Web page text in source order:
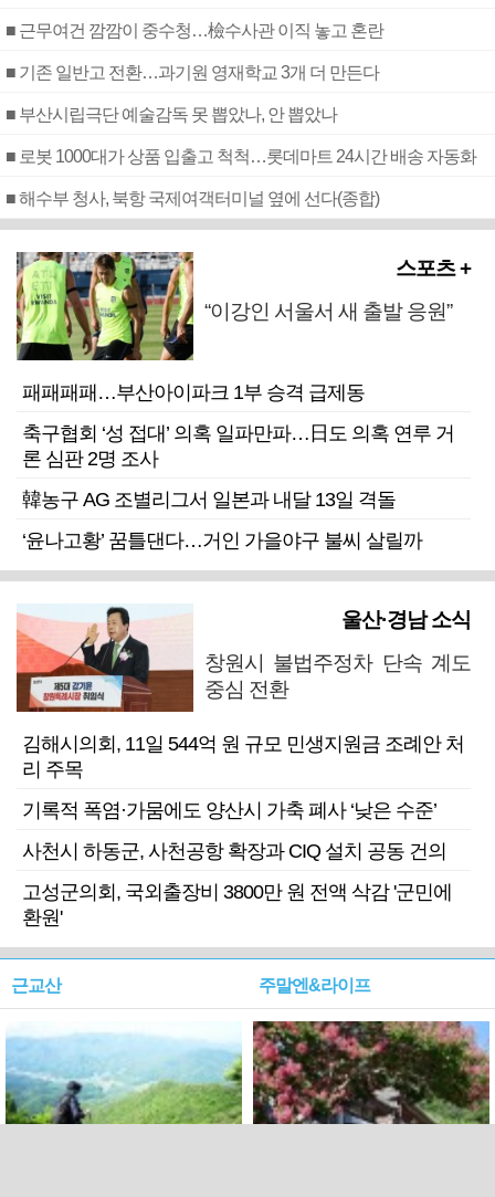
■ 근무여건 깜깜이 중수청…檢수사관 이직 놓고 혼란
■ 기존 일반고 전환…과기원 영재학교 3개 더 만든다
■ 부산시립극단 예술감독 못 뽑았나, 안 뽑았나
■ 로봇 1000대가 상품 입출고 척척…롯데마트 24시간 배송 자동화
■ 해수부 청사, 북항 국제여객터미널 옆에 선다(종합)
스포츠 +
“이강인 서울서 새 출발 응원”
패패패패…부산아이파크 1부 승격 급제동
축구협회 ‘성 접대’ 의혹 일파만파…日도 의혹 연루 거
론 심판 2명 조사
韓농구 AG 조별리그서 일본과 내달 13일 격돌
‘윤나고황’ 꿈틀댄다…거인 가을야구 불씨 살릴까
울산·경남 소식
창원시 불법주정차 단속 계도
중심 전환
김해시의회, 11일 544억 원 규모 민생지원금 조례안 처
리 주목
기록적 폭염·가뭄에도 양산시 가축 폐사 ‘낮은 수준’
사천시 하동군, 사천공항 확장과 CIQ 설치 공동 건의
고성군의회, 국외출장비 3800만 원 전액 삭감 '군민에
환원'
근교산 주말엔&라이프